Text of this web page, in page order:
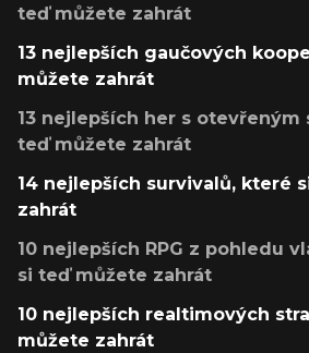
teď můžete zahrát
13 nejlepších gaučových
můžete zahrát
13 nejlepších her s otevřeným
teď můžete zahrát
14 nejlepších survivalů, které
zahrát
10 nejlepších RPG z pohledu
si teď můžete zahrát
10 nejlepších realtimových
můžete zahrát